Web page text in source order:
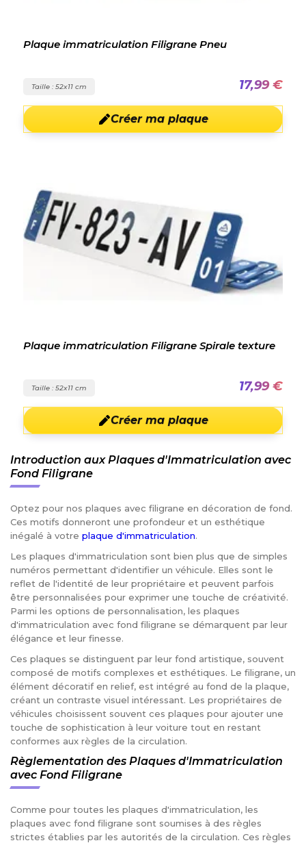
Plaque immatriculation Filigrane Pneu
Taille : 52x11 cm 17,99 €
Créer ma plaque
Plaque immatriculation Filigrane Spirale texture
Taille : 52x11 cm 17,99 €
Créer ma plaque
Introduction aux Plaques d'Immatriculation avec
Fond Filigrane
Optez pour nos plaques avec filigrane en décoration de fond.
Ces motifs donneront une profondeur et un esthétique
inégalé à votre plaque d'immatriculation.
Les plaques d'immatriculation sont bien plus que de simples
numéros permettant d'identifier un véhicule. Elles sont le
reflet de l'identité de leur propriétaire et peuvent parfois
être personnalisées pour exprimer une touche de créativité.
Parmi les options de personnalisation, les plaques
d'immatriculation avec fond filigrane se démarquent par leur
élégance et leur finesse.
Ces plaques se distinguent par leur fond artistique, souvent
composé de motifs complexes et esthétiques. Le filigrane, un
élément décoratif en relief, est intégré au fond de la plaque,
créant un contraste visuel intéressant. Les propriétaires de
véhicules choisissent souvent ces plaques pour ajouter une
touche de sophistication à leur voiture tout en restant
conformes aux règles de la circulation.
Règlementation des Plaques d'Immatriculation
avec Fond Filigrane
Comme pour toutes les plaques d'immatriculation, les
plaques avec fond filigrane sont soumises à des règles
strictes établies par les autorités de la circulation. Ces règles